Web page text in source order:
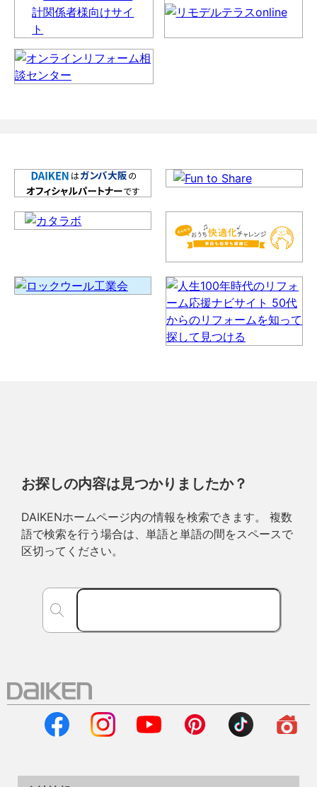
お探しの内容は見つかりましたか？
DAIKENホームページ内の情報を検索できます。 複数
語で検索を行う場合は、単語と単語の間をスペースで
区切ってください。